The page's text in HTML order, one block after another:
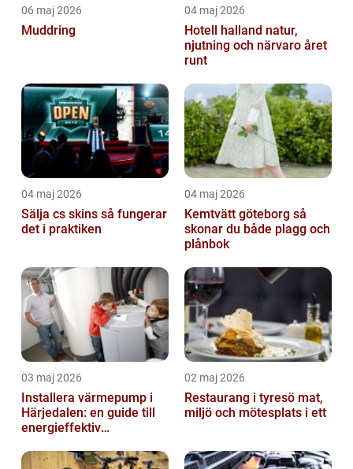
06 maj 2026
Muddring
04 maj 2026
Hotell halland natur,
njutning och närvaro året
runt
04 maj 2026
Sälja cs skins så fungerar
det i praktiken
04 maj 2026
Kemtvätt göteborg så
skonar du både plagg och
plånbok
03 maj 2026
Installera värmepump i
Härjedalen: en guide till
energieffektiv
02 maj 2026
Restaurang i tyresö mat,
miljö och mötesplats i ett